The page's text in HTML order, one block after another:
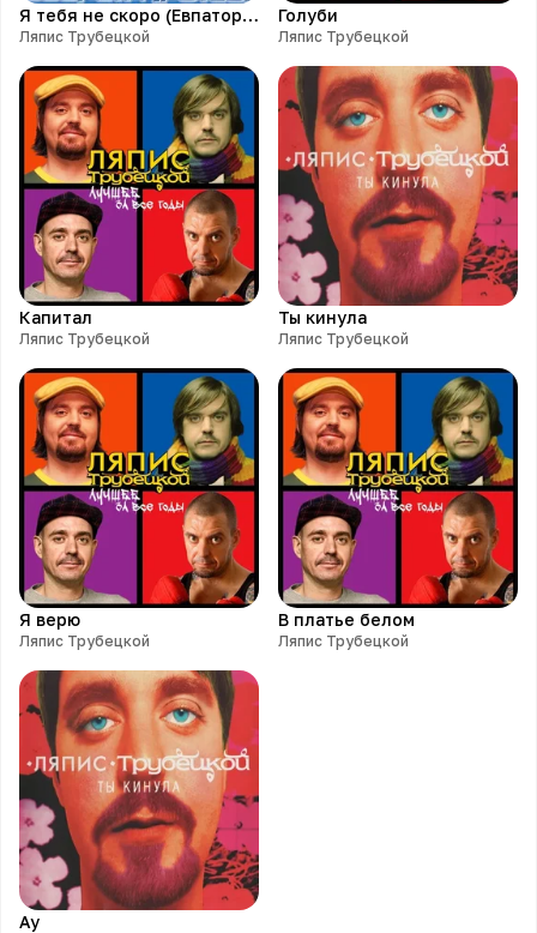
Я тебя не скоро (Евпатория Remix)
Ляпис Трубецкой
Голуби
Ляпис Трубецкой
Капитал
Ляпис Трубецкой
Ты кинула
Ляпис Трубецкой
Я верю
Ляпис Трубецкой
В платье белом
Ляпис Трубецкой
Ау